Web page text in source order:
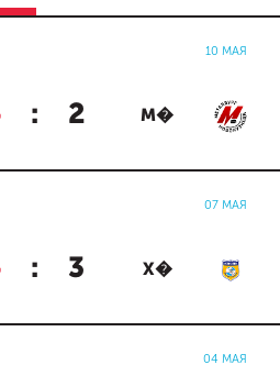
10 МАЯ
: 2 М�
07 МАЯ
: 3 Х�
04 МАЯ